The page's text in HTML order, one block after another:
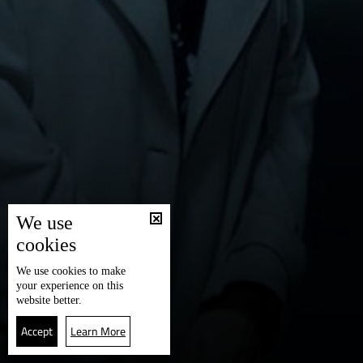
We use
cookies
We use cookies to make
your experience on this
website better.
Accept Learn More